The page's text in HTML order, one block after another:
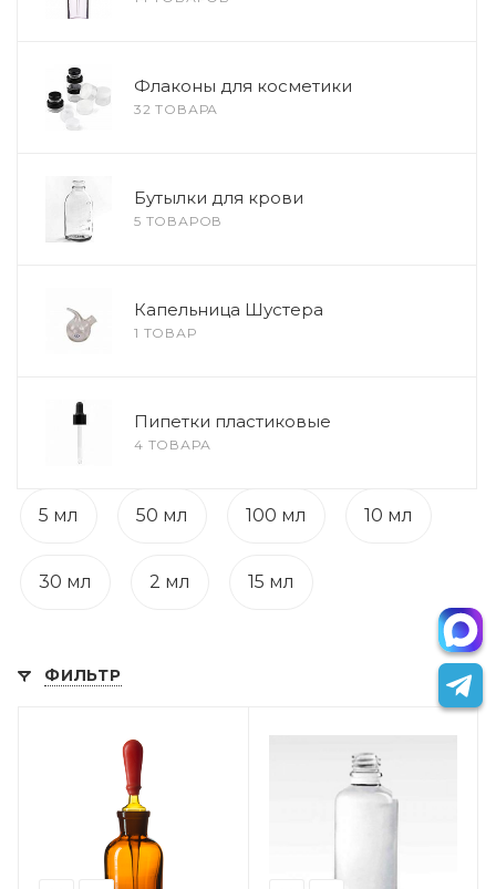
Флаконы для косметики
32 ТОВАРА
Бутылки для крови
5 ТОВАРОВ
Капельница Шустера
1 ТОВАР
Пипетки пластиковые
4 ТОВАРА
5 мл 50 мл 100 мл 10 мл
30 мл 2 мл 15 мл
ФИЛЬТР